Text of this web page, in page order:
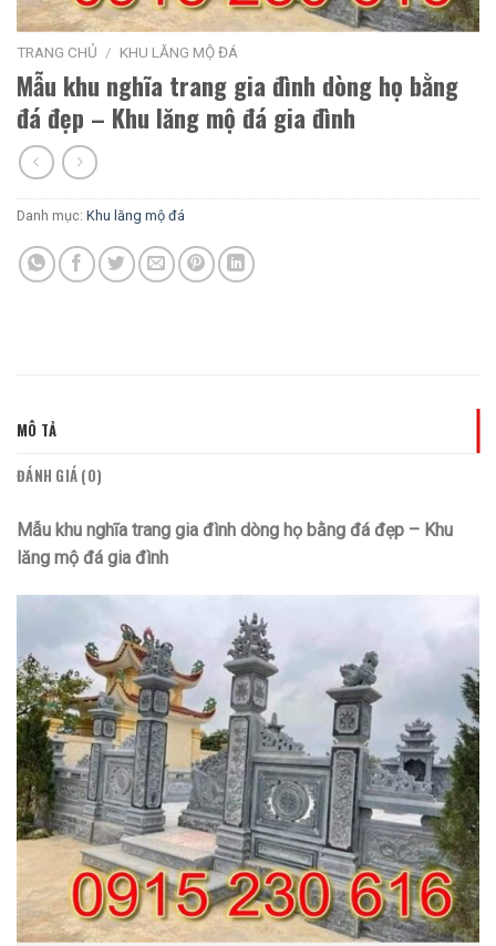
TRANG CHỦ / KHU LĂNG MỘ ĐÁ
Mẫu khu nghĩa trang gia đình dòng họ bằng
đá đẹp – Khu lăng mộ đá gia đình
Danh mục: Khu lăng mộ đá
MÔ TẢ
ĐÁNH GIÁ (0)
Mẫu khu nghĩa trang gia đình dòng họ bằng đá đẹp – Khu
lăng mộ đá gia đình